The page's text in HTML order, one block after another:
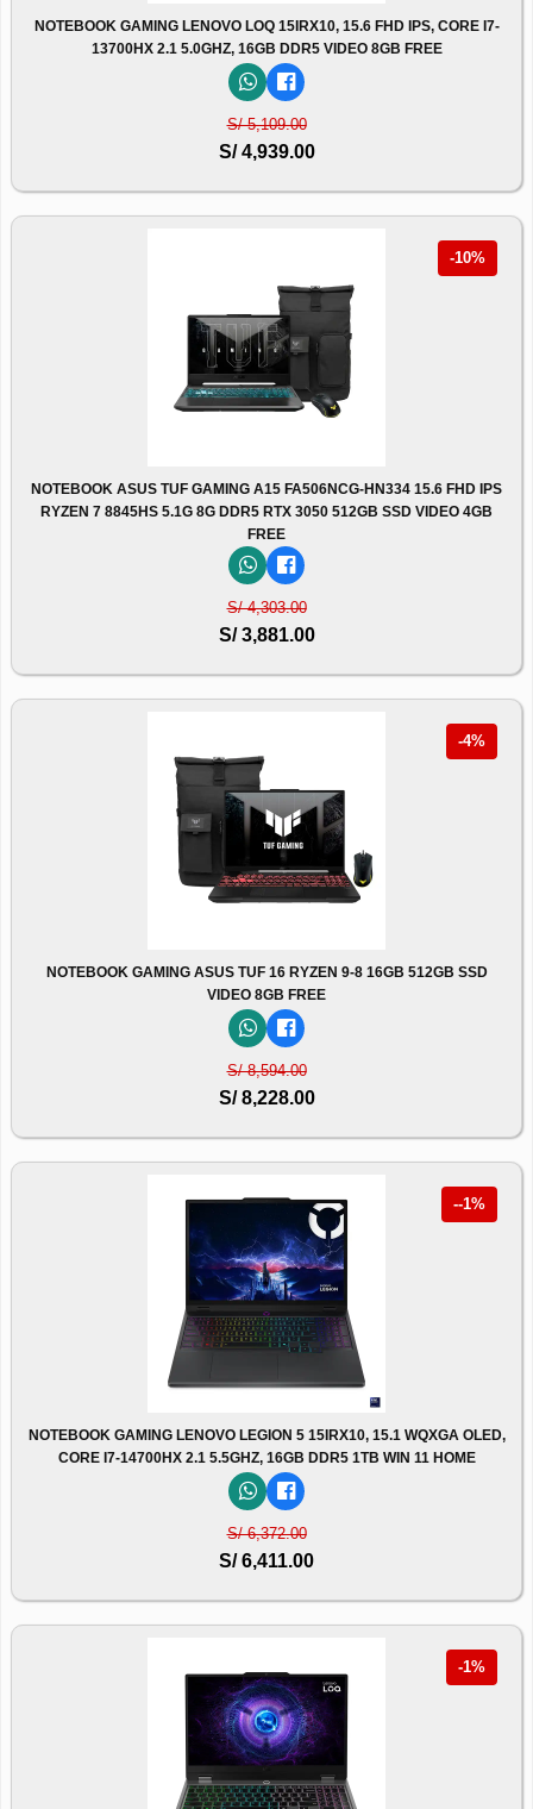
NOTEBOOK GAMING LENOVO LOQ 15IRX10, 15.6 FHD IPS, CORE I7-
13700HX 2.1 5.0GHZ, 16GB DDR5 VIDEO 8GB FREE
S/ 5,109.00
S/ 4,939.00
-10%
NOTEBOOK ASUS TUF GAMING A15 FA506NCG-HN334 15.6 FHD IPS
RYZEN 7 8845HS 5.1G 8G DDR5 RTX 3050 512GB SSD VIDEO 4GB
FREE
S/ 4,303.00
S/ 3,881.00
-4%
NOTEBOOK GAMING ASUS TUF 16 RYZEN 9-8 16GB 512GB SSD
VIDEO 8GB FREE
S/ 8,594.00
S/ 8,228.00
--1%
NOTEBOOK GAMING LENOVO LEGION 5 15IRX10, 15.1 WQXGA OLED,
CORE I7-14700HX 2.1 5.5GHZ, 16GB DDR5 1TB WIN 11 HOME
S/ 6,372.00
S/ 6,411.00
-1%